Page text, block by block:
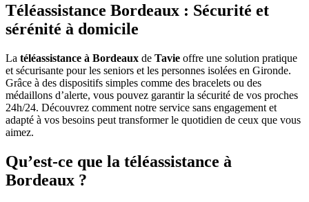
Téléassistance Bordeaux : Sécurité et
sérénité à domicile
La téléassistance à Bordeaux de Tavie offre une solution pratique
et sécurisante pour les seniors et les personnes isolées en Gironde.
Grâce à des dispositifs simples comme des bracelets ou des
médaillons d’alerte, vous pouvez garantir la sécurité de vos proches
24h/24. Découvrez comment notre service sans engagement et
adapté à vos besoins peut transformer le quotidien de ceux que vous
aimez.
Qu’est-ce que la téléassistance à
Bordeaux ?